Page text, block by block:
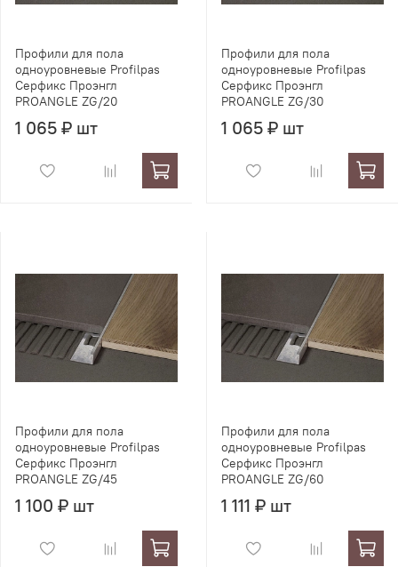
Профили для пола
одноуровневые Profilpas
Серфикс Проэнгл
PROANGLE ZG/20
1 065 ₽ шт
Профили для пола
одноуровневые Profilpas
Серфикс Проэнгл
PROANGLE ZG/30
1 065 ₽ шт
Профили для пола
одноуровневые Profilpas
Серфикс Проэнгл
PROANGLE ZG/45
1 100 ₽ шт
Профили для пола
одноуровневые Profilpas
Серфикс Проэнгл
PROANGLE ZG/60
1 111 ₽ шт